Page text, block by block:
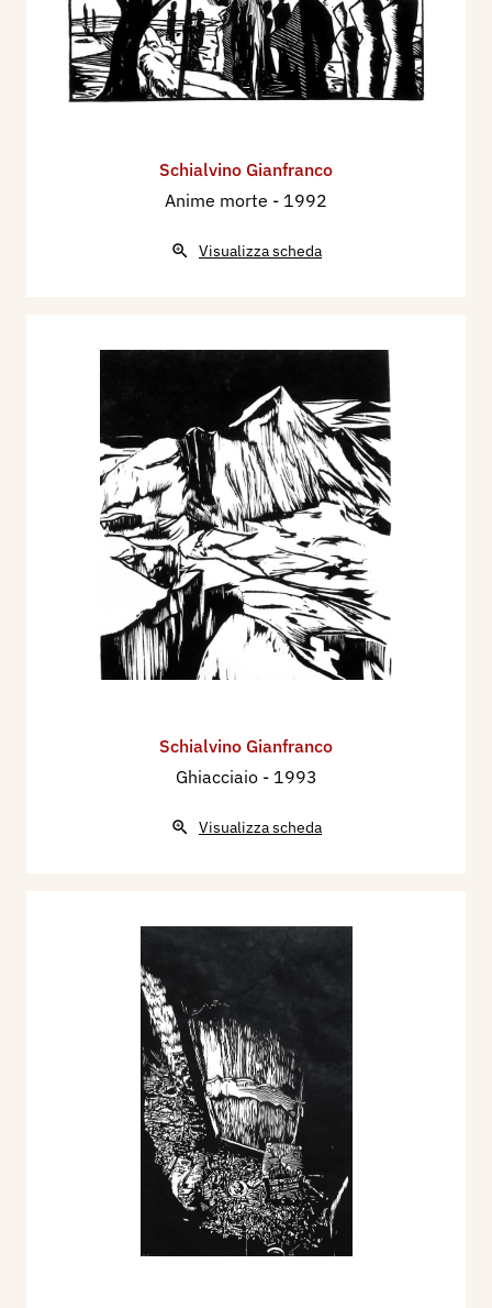
Schialvino ​Gianfranco
Anime morte - 1992
Visualizza scheda
Schialvino ​Gianfranco
Ghiacciaio - 1993
Visualizza scheda